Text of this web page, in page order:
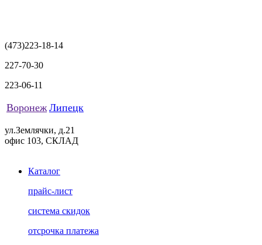
(473)223-18-14
227-70-30
223-06-11
Воронеж Липецк
ул.Землячки, д.21
офис 103, СКЛАД
Каталог
прайс-лист
система скидок
отсрочка платежа